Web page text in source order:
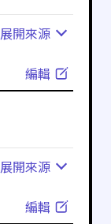
展開來源
編輯
展開來源
編輯